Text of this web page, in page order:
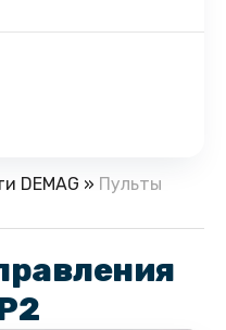
DEMAG » Пульты